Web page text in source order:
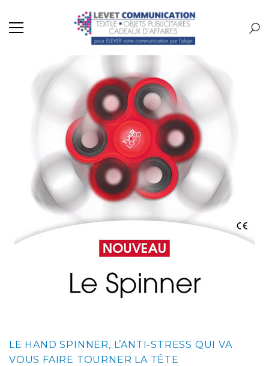
LE HAND SPINNER, L’ANTI-STRESS QUI VA
VOUS FAIRE TOURNER LA TÊTE